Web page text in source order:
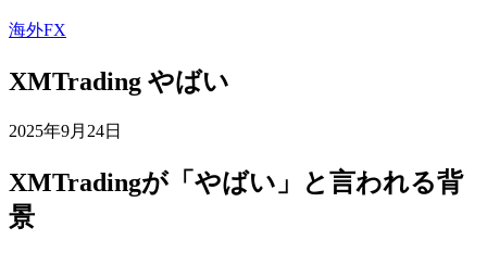
海外FX
XMTrading やばい
2025年9月24日
XMTradingが「やばい」と言われる背
景